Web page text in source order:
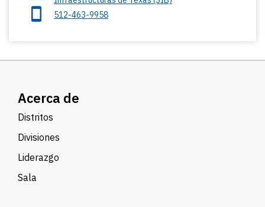
512-463-9958
Acerca de
Distritos
Divisiones
Liderazgo
Sala